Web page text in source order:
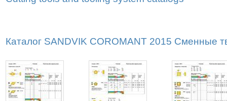
Каталог SANDVIK COROMANT 2015 Сменные